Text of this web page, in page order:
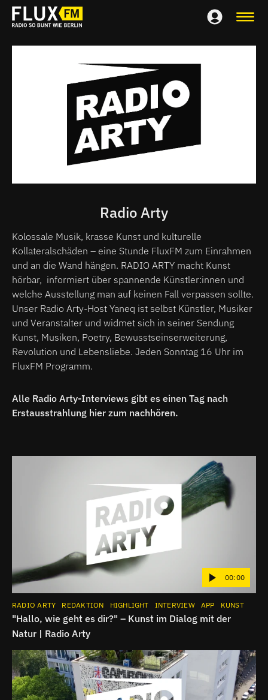
Radio Arty
Kolossale Musik, krasse Kunst und kulturelle
Kollateralschäden – eine Stunde FluxFM zum Einrahmen
und an die Wand hängen. RADIO ARTY macht Kunst
hörbar, informiert über spannende Künstler:innen und
welche Ausstellung man auf keinen Fall verpassen sollte.
Unser Radio Arty-Host Yaneq ist selbst Künstler, Musiker
und Veranstalter und widmet sich in seiner Sendung
Kunst, Musiken, Poetry, Bewusstseinserweiterung,
Revolution und Lebensliebe. Jeden Sonntag 16 Uhr im
FluxFM Programm.
Alle Radio Arty-Interviews gibt es einen Tag nach
Erstausstrahlung hier zum nachhören.
00:00
RADIO ARTY REDAKTION HIGHLIGHT INTERVIEW APP KUNST
"Hallo, wie geht es dir?" – Kunst im Dialog mit der
Natur | Radio Arty